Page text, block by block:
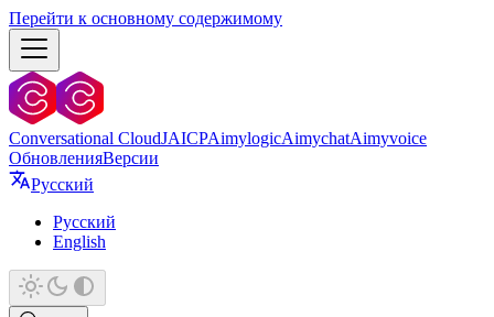
Перейти к основному содержимому
Conversational CloudJAICPAimylogicAimychatAimyvoice
ОбновленияВерсии
Русский
Русский
English